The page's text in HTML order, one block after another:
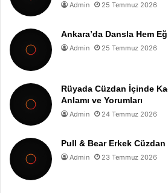
Admin 25 Temmuz 2026
Ankara’da Dansla Hem
Admin 25 Temmuz 2026
Rüyada Cüzdan İçinde
Anlamı ve Yorumları
Admin 24 Temmuz 2026
Pull & Bear Erkek
Admin 23 Temmuz 2026